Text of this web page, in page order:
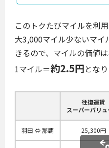
このトクたびマイルを利
大3,000マイル少ないマイ
きるので、マイルの価値は
1マイル＝約2.5円とな
往復運賃
スーパーバリ
羽田 ⇔ 那覇 25,300円